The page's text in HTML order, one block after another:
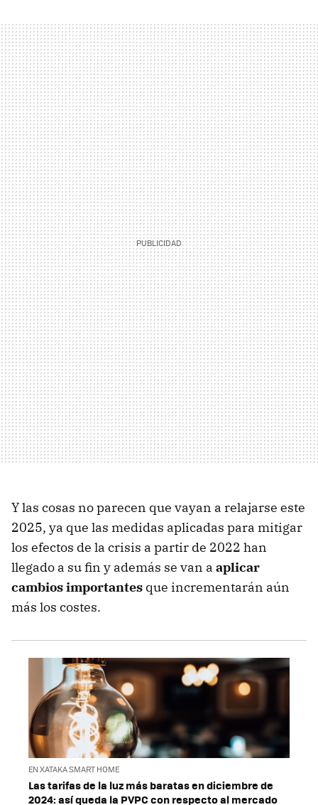
Y las cosas no parecen que vayan a relajarse este
2025, ya que las medidas aplicadas para mitigar
los efectos de la crisis a partir de 2022 han
llegado a su fin y además se van a aplicar
cambios importantes que incrementarán aún
más los costes.
EN XATAKA SMART HOME
Las tarifas de la luz más baratas en diciembre de
2024: así queda la PVPC con respecto al mercado